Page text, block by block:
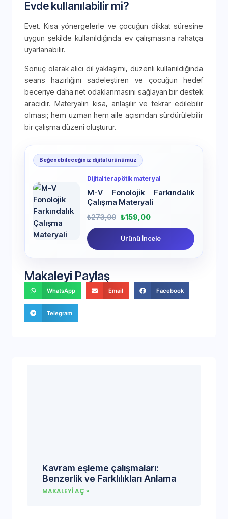
Evde kullanılabilir mi?
Evet. Kısa yönergelerle ve çocuğun dikkat süresine
uygun şekilde kullanıldığında ev çalışmasına rahatça
uyarlanabilir.
Sonuç olarak alıcı dil yaklaşımı, düzenli kullanıldığında
seans hazırlığını sadeleştiren ve çocuğun hedef
beceriye daha net odaklanmasını sağlayan bir destek
aracıdır. Materyalin kısa, anlaşılır ve tekrar edilebilir
olması; hem uzman hem aile açısından sürdürülebilir
bir çalışma düzeni oluşturur.
Beğenebileceğiniz dijital ürünümüz
Dijital terapötik materyal
M-V Fonolojik Farkındalık
Çalışma Materyali
₺273,00 ₺159,00
Ürünü İncele
Makaleyi Paylaş
WhatsApp Email Facebook
Telegram
Kavram eşleme çalışmaları:
Benzerlik ve Farklılıkları Anlama
MAKALEYI AÇ »